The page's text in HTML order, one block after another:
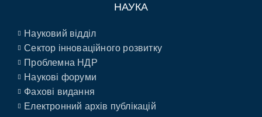
НАУКА
Науковий відділ
Сектор інноваційного розвитку
Проблемна НДР
Наукові форуми
Фахові видання
Електронний архів публікацій